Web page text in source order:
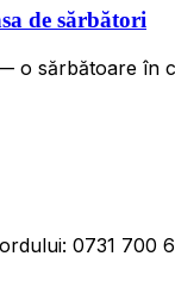
de sărbători
sărbătoare
0731 700